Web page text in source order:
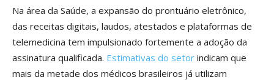
Na área da Saúde, a expansão do prontuário eletrônico,
das receitas digitais, laudos, atestados e plataformas de
telemedicina tem impulsionado fortemente a adoção da
assinatura qualificada. Estimativas do setor indicam que
mais da metade dos médicos brasileiros já utilizam